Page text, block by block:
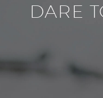
DARE